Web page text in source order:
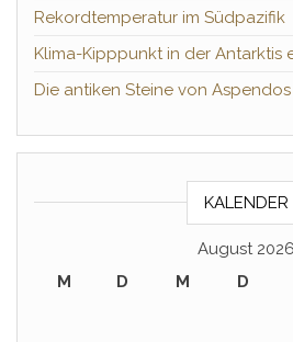
Rekordtemperatur im Südpazifik
Klima-Kipppunkt in der Antarktis
Die antiken Steine von Aspendos
KALENDER
August 2026
M
D M D